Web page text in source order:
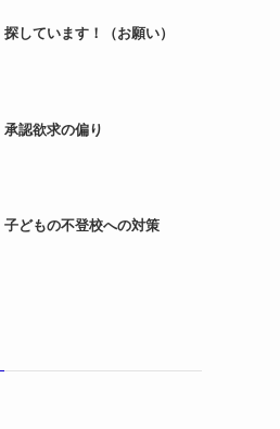
探しています！（お願い）
承認欲求の偏り
子どもの不登校への対策